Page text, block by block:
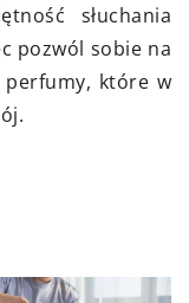
słuchania
pozwól sobie na
które w